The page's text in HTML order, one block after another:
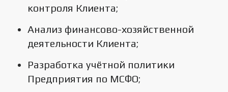
контроля Клиента;
Анализ финансово-хозяйственной
деятельности Клиента;
Разработка учётной политики
Предприятия по МСФО;